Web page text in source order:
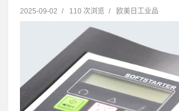
2025-09-02 / 110 次浏览 / 欧美日工业品